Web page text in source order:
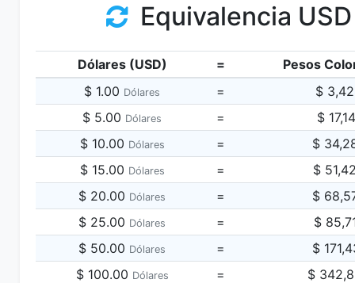
Equivalencia
Dólares (USD) =
Pesos
$ 1.00 Dólares = $
$ 5.00 Dólares = $
$ 10.00 Dólares = $
$ 15.00 Dólares = $
$ 20.00 Dólares = $
$ 25.00 Dólares = $
$ 50.00 Dólares = $
$ 100.00 Dólares = $